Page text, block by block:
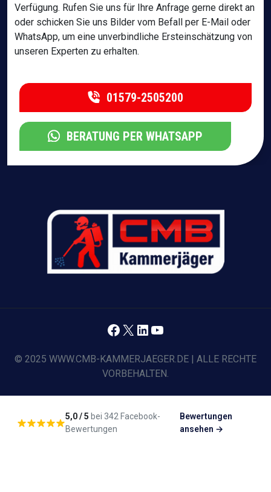
Verfügung. Rufen Sie uns für Ihre Anfrage gerne direkt an
oder schicken Sie uns Bilder vom Befall per E-Mail oder
WhatsApp, um eine unverbindliche Ersteinschätzung von
unseren Experten zu erhalten.
01579-2505200
BERATUNG PER WHATSAPP
© 2025 WWW.CMB-KAMMERJAEGER.DE | ALLE RECHTE
VORBEHALTEN.
Facebook
X LinkedIn
YouTube
5,0 / 5 bei 342 Facebook-
Bewertungen
Bewertungen
ansehen →